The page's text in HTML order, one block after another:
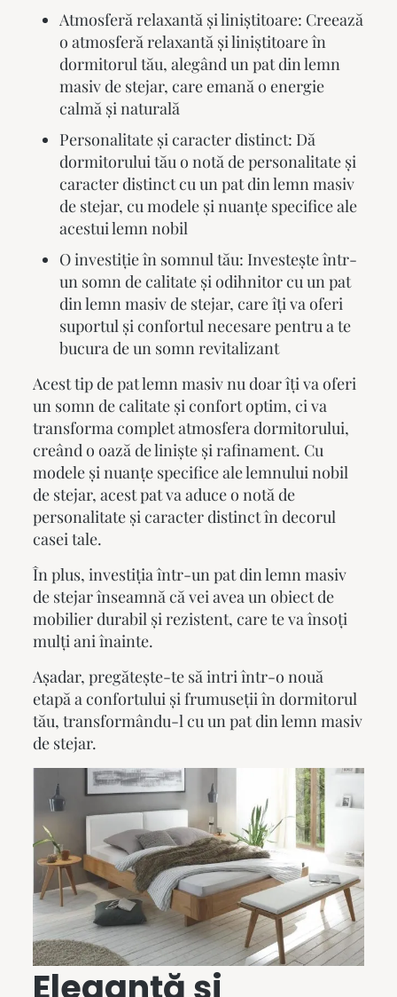
Atmosferă relaxantă și liniștitoare: Creează
o atmosferă relaxantă și liniștitoare în
dormitorul tău, alegând un pat din lemn
masiv de stejar, care emană o energie
calmă și naturală
Personalitate și caracter distinct: Dă
dormitorului tău o notă de personalitate și
caracter distinct cu un pat din lemn masiv
de stejar, cu modele și nuanțe specifice ale
acestui lemn nobil
O investiție în somnul tău: Investește într-
un somn de calitate și odihnitor cu un pat
din lemn masiv de stejar, care îți va oferi
suportul și confortul necesare pentru a te
bucura de un somn revitalizant
Acest tip depat lemn masivnu doar îți va oferi
un somn de calitate și confort optim, ci va
transforma complet atmosfera dormitorului,
creând o oază de liniște și rafinament. Cu
modele și nuanțe specifice ale lemnului nobil
de stejar, acest pat va aduce o notă de
personalitate și caracter distinct în decorul
casei tale.
În plus, investiția într-unpat din lemn masiv
de stejarînseamnă că vei avea un obiect de
mobilier durabil și rezistent, care te va însoți
mulți ani înainte.
Așadar, pregătește-te să intri într-o nouă
etapă a confortului și frumuseții în dormitorul
tău, transformându-l cu unpat din lemn masiv
de stejar.
Eleganță și